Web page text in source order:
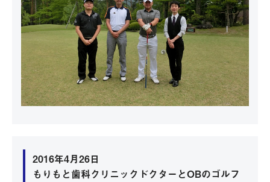
2016年4月26日
もりもと歯科クリニックドクターとOBのゴルフ